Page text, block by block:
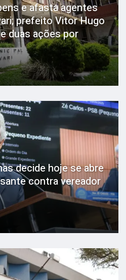
e afasta agentes
prefeito Vitor Hugo
duas ações por
decide hoje se abre
contra vereador